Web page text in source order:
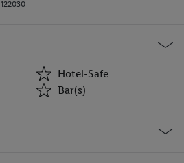
Hotel-Safe
Bar(s)